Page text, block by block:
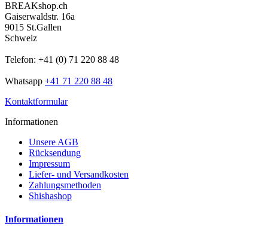
BREAKshop.ch
Gaiserwaldstr. 16a
9015 St.Gallen
Schweiz
Telefon: +41 (0) 71 220 88 48
Whatsapp +41 71 220 88 48
Kontaktformular
Informationen
Unsere AGB
Rücksendung
Impressum
Liefer- und Versandkosten
Zahlungsmethoden
Shishashop
Informationen